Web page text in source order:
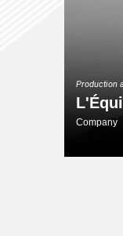
Production
Company